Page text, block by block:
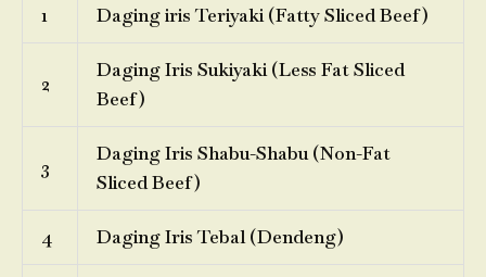
1 Daging iris Teriyaki (Fatty Sliced Beef)
2
Daging Iris Sukiyaki (Less Fat Sliced
Beef)
3
Daging Iris Shabu-Shabu (Non-Fat
Sliced Beef)
4 Daging Iris Tebal (Dendeng)